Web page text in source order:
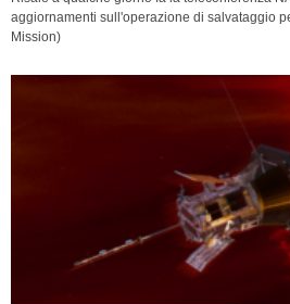
aggiornamenti sull'operazione di salvataggio
Mission)